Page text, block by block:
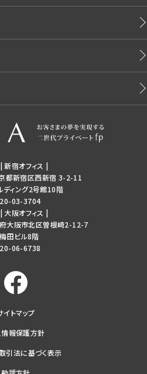
新宿オフィス
都新宿区西新宿 3-2-11
ディング2号館10階
03-3704
大阪オフィス
大阪市北区曽根崎2-12-7
田ビル8階
06-6738
イトマップ
報保護方針
引法に基づく表示